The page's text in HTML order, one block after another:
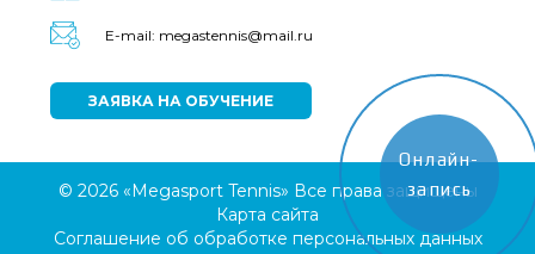
E-mail: megastennis@mail.ru
ЗАЯВКА НА ОБУЧЕНИЕ
© 2026 «Megasport Tennis» Все права защищены
Карта сайта
Соглашение об обработке персональных данных
Онлайн-
запись